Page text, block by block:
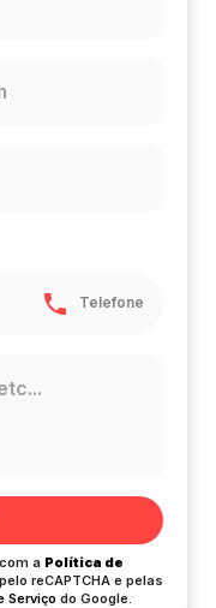
Telefone
a Política de
reCAPTCHA e pelas
Serviço do Google.